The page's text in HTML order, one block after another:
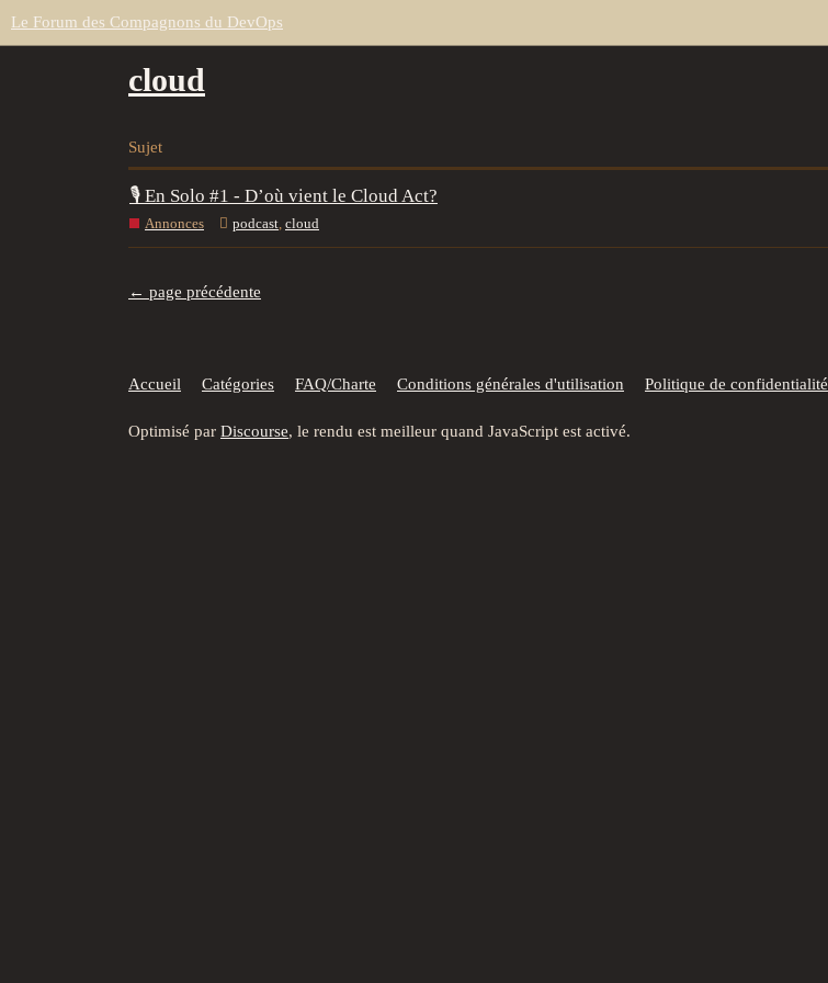
Le Forum des Compagnons du DevOps
cloud
Sujet
🎙 En Solo #1 - D’où vient le Cloud Act?
Annonces podcast cloud
← page précédente
Accueil Catégories FAQ/Charte Conditions générales d'utilisation Politique de confidentialité
Optimisé par Discourse, le rendu est meilleur quand JavaScript est activé.